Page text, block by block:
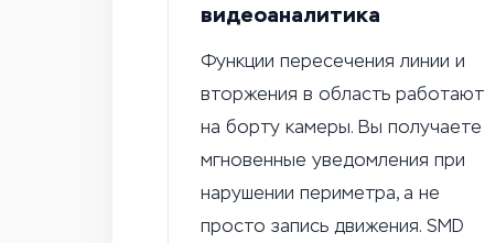
видеоаналитика
Функции пересечения линии и
вторжения в область работают
на борту камеры. Вы получаете
мгновенные уведомления при
нарушении периметра, а не
просто запись движения. SMD